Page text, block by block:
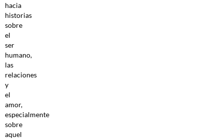
hacia
historias
sobre
el
ser
humano,
las
relaciones
y
el
amor,
especialmente
sobre
aquel